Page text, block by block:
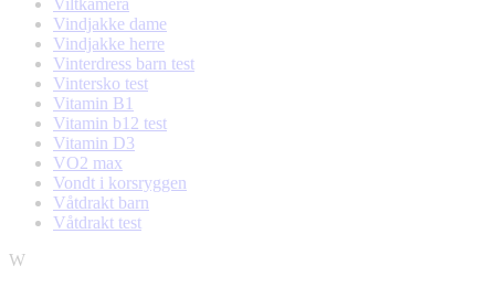
Viltkamera
Vindjakke dame
Vindjakke herre
Vinterdress barn test
Vintersko test
Vitamin B1
Vitamin b12 test
Vitamin D3
VO2 max
Vondt i korsryggen
Våtdrakt barn
Våtdrakt test
W